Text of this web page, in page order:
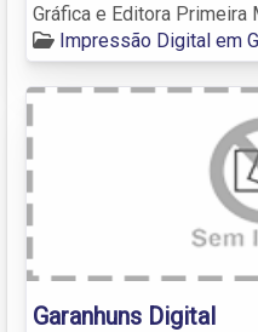
Gráfica e Editora Primeira
Impressão Digital em
Garanhuns Digital